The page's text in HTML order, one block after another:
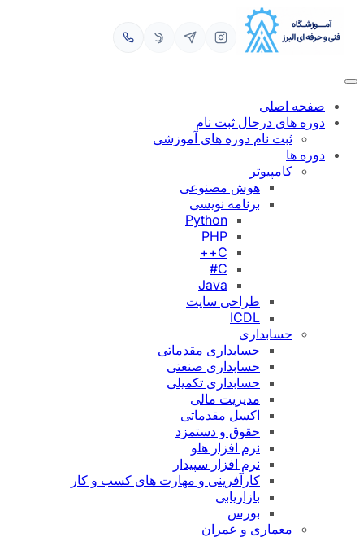
محتوا
صفحه اصلی
دوره های درحال ثبت نام
ثبت نام دوره های آموزشی
دوره ها
کامپیوتر
هوش مصنوعی
برنامه نویسی
Python
PHP
C++
C#
Java
طراحی سایت
ICDL
حسابداری
حسابداری مقدماتی
حسابداری صنعتی
حسابداری تکمیلی
مدیریت مالی
اکسل مقدماتی
حقوق و دستمزد
نرم افزار هلو
نرم افزار سپیدار
کارآفرینی و مهارت های کسب و کار
بازاریابی
بورس
معماری و عمران